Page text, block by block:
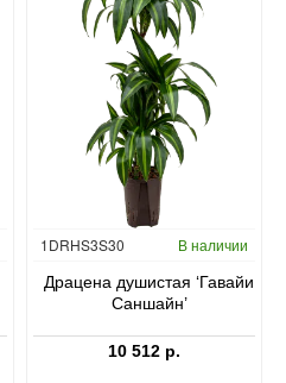
Гидропоника
1DRHS3S30 В наличии
Драцена душистая ‘Гавайи
Саншайн’
10 512 р.